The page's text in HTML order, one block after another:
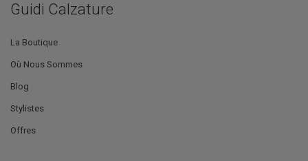
Guidi Calzature
La Boutique
Où Nous Sommes
Blog
Stylistes
Offres